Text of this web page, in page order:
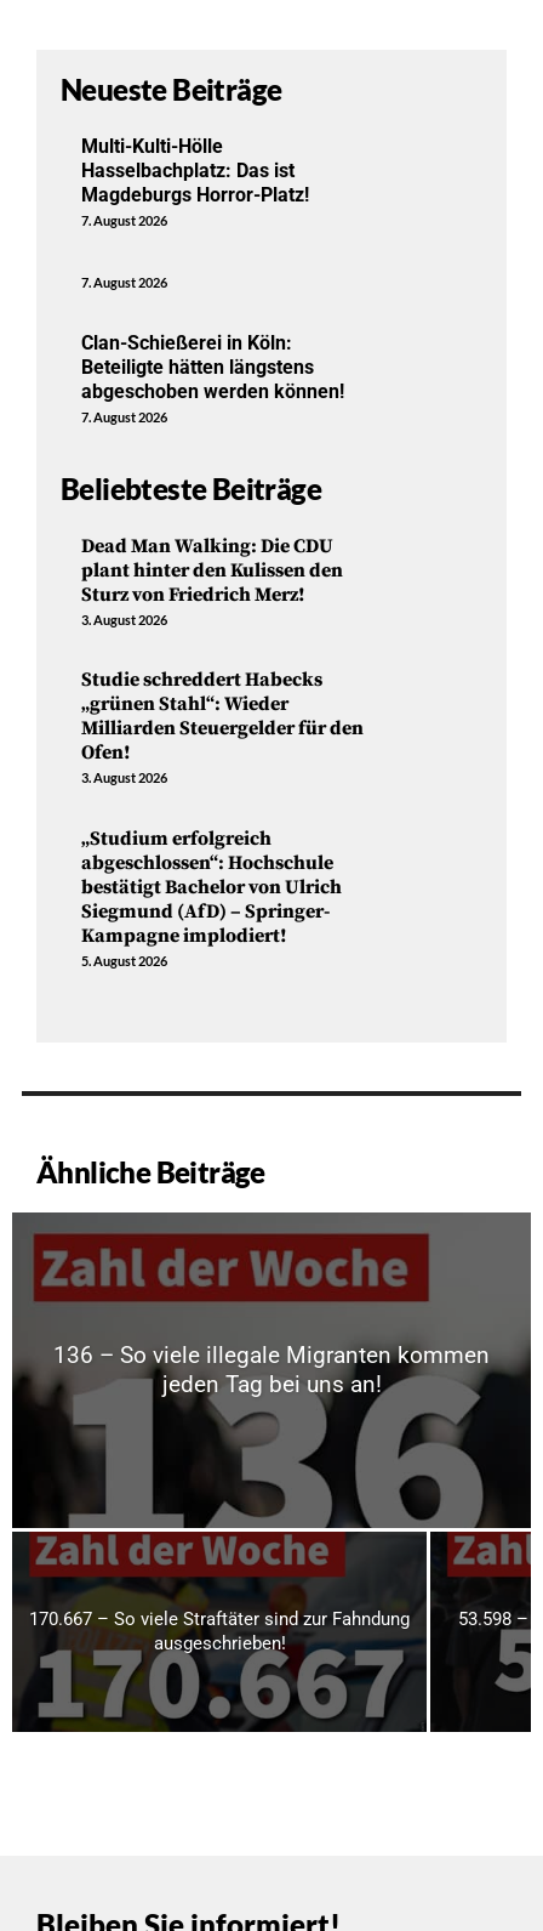
Neueste Beiträge
Multi-Kulti-Hölle
Hasselbachplatz: Das ist
Magdeburgs Horror-Platz!
7. August 2026
7. August 2026
Clan-Schießerei in Köln:
Beteiligte hätten längstens
abgeschoben werden können!
7. August 2026
Beliebteste Beiträge
Dead Man Walking: Die CDU
plant hinter den Kulissen den
Sturz von Friedrich Merz!
3. August 2026
Studie schreddert Habecks
„grünen Stahl“: Wieder
Milliarden Steuergelder für den
Ofen!
3. August 2026
„Studium erfolgreich
abgeschlossen“: Hochschule
bestätigt Bachelor von Ulrich
Siegmund (AfD) – Springer-
Kampagne implodiert!
5. August 2026
Ähnliche Beiträge
136 – So viele illegale Migranten kommen
jeden Tag bei uns an!
170.667 – So viele Straftäter sind zur Fahndung
ausgeschrieben!
53.598 –